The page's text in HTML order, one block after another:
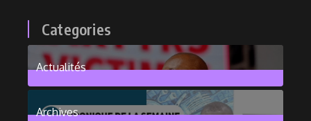
Categories
Actualités
376Posts
Archives